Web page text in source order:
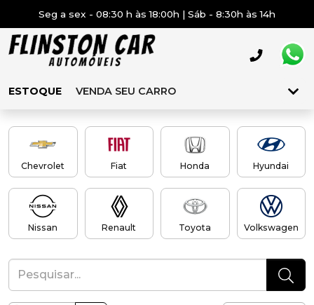
Seg a sex - 08:30 h às 18:00h | Sáb - 8:30h às 14h
ESTOQUE VENDA SEU CARRO
Chevrolet Fiat Honda Hyundai
Nissan Renault Toyota Volkswagen